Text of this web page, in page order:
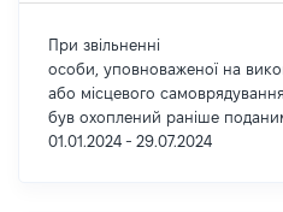
При звільненні
особи, уповноваженої на
або місцевого
був охоплений раніше
01.01.2024 - 29.07.2024